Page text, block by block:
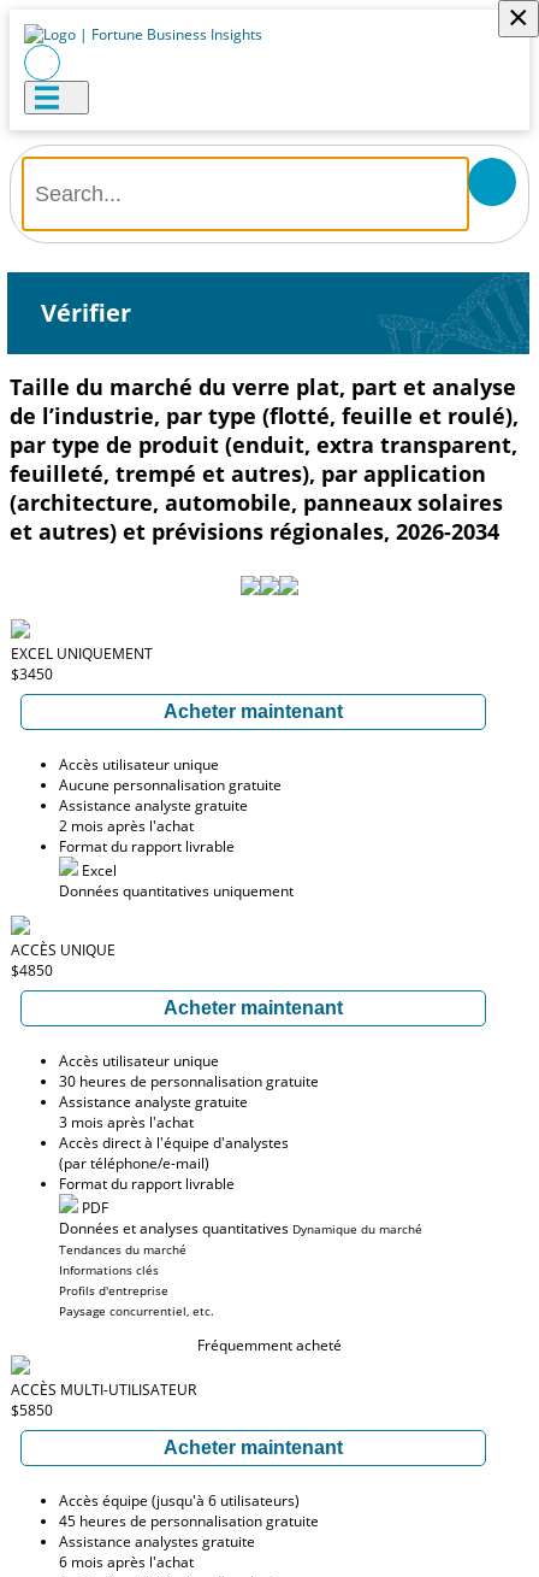
×
Vérifier
Taille du marché du verre plat, part et analyse
de l’industrie, par type (flotté, feuille et roulé),
par type de produit (enduit, extra transparent,
feuilleté, trempé et autres), par application
(architecture, automobile, panneaux solaires
et autres) et prévisions régionales, 2026-2034
EXCEL UNIQUEMENT
$3450
Acheter maintenant
Accès utilisateur unique
Aucune personnalisation gratuite
Assistance analyste gratuite
2 mois après l'achat
Format du rapport livrable
Excel
Données quantitatives uniquement
ACCÈS UNIQUE
$4850
Acheter maintenant
Accès utilisateur unique
30 heures de personnalisation gratuite
Assistance analyste gratuite
3 mois après l'achat
Accès direct à l'équipe d'analystes
(par téléphone/e-mail)
Format du rapport livrable
PDF
Données et analyses quantitatives Dynamique du marché
Tendances du marché
Informations clés
Profils d'entreprise
Paysage concurrentiel, etc.
Fréquemment acheté
ACCÈS MULTI-UTILISATEUR
$5850
Acheter maintenant
Accès équipe (jusqu'à 6 utilisateurs)
45 heures de personnalisation gratuite
Assistance analystes gratuite
6 mois après l'achat